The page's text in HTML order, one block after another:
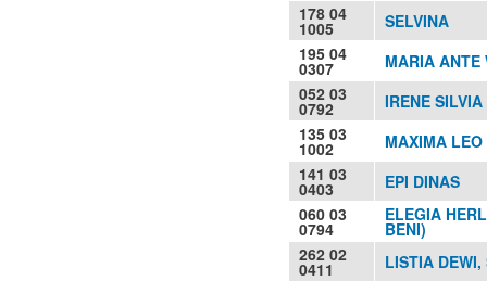
178 04
1005
SELVINA
195 04
0307
MARIA ANTE
052 03
0792
IRENE
135 03
1002
MAXIMA LEO
141 03
0403
EPI DINAS
060 03
0794
ELEGIA
BENI)
262 02
0411
LISTIA DEWI,